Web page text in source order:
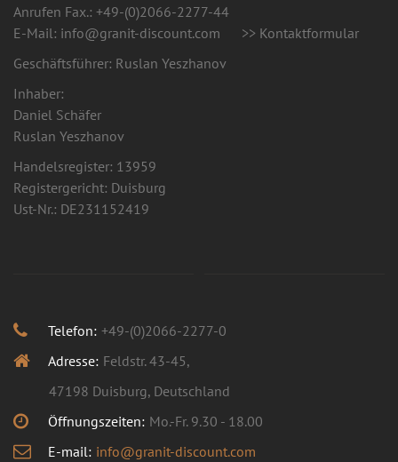
Anrufen Fax.: +49-(0)2066-2277-44
E-Mail: info@granit-discount.com >> Kontaktformular
Geschäftsführer: Ruslan Yeszhanov
Inhaber:
Daniel Schäfer
Ruslan Yeszhanov
Handelsregister: 13959
Registergericht: Duisburg
Ust-Nr.: DE231152419
Telefon: +49-(0)2066-2277-0
Adresse: Feldstr. 43-45,
47198 Duisburg, Deutschland
Öffnungszeiten: Mo.-Fr. 9.30 - 18.00
E-mail: info@granit-discount.com